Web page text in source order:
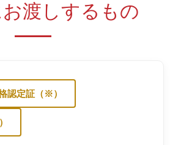
渡しするもの
認定証（※）